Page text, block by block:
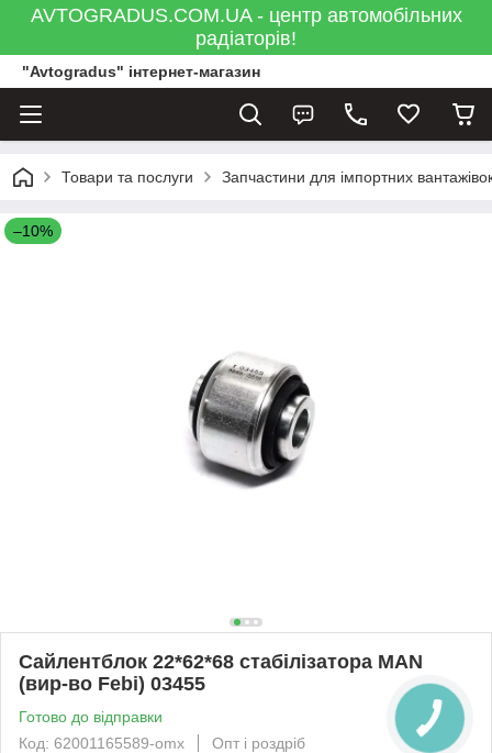
AVTOGRADUS.COM.UA - центр автомобільних
радіаторів!
"Avtogradus" інтернет-магазин
Товари та послуги Запчастини для імпортних
–10%
Сайлентблок 22*62*68 стабілізатора MAN
(вир-во Febi) 03455
Готово до відправки
Код: 62001165589-omx
Опт і роздріб